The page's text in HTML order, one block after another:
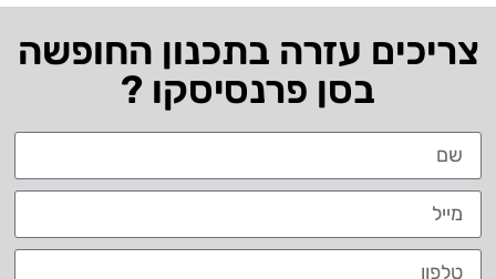
צריכים עזרה בתכנון החופשה
בסן פרנסיסקו ?